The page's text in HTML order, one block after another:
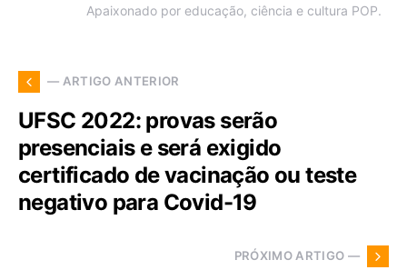
Apaixonado por educação, ciência e cultura POP.
— ARTIGO ANTERIOR
UFSC 2022: provas serão
presenciais e será exigido
certificado de vacinação ou teste
negativo para Covid-19
PRÓXIMO ARTIGO —